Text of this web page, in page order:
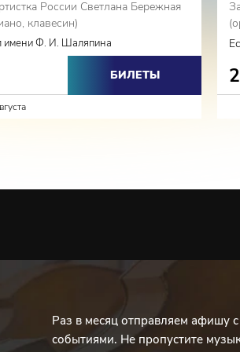
России Светлана Бережная
клавесин)
имени Ф. И. Шаляпина
БИЛЕТЫ
Раз в месяц отправляем афишу
событиями. Не пропустите